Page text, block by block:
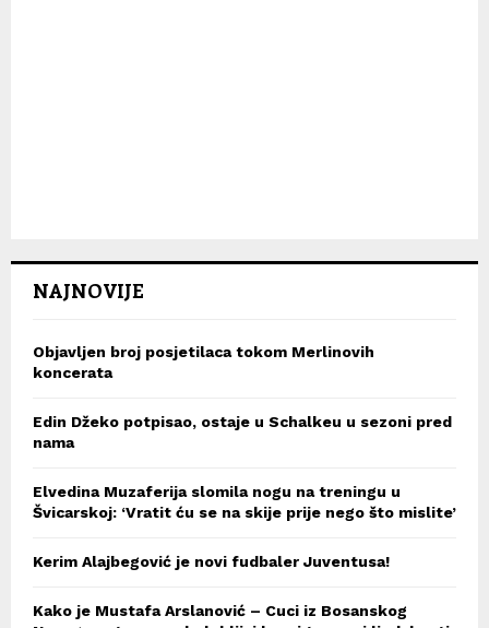
NAJNOVIJE
Objavljen broj posjetilaca tokom Merlinovih
koncerata
Edin Džeko potpisao, ostaje u Schalkeu u sezoni pred
nama
Elvedina Muzaferija slomila nogu na treningu u
Švicarskoj: ‘Vratit ću se na skije prije nego što mislite’
Kerim Alajbegović je novi fudbaler Juventusa!
Kako je Mustafa Arslanović – Cuci iz Bosanskog